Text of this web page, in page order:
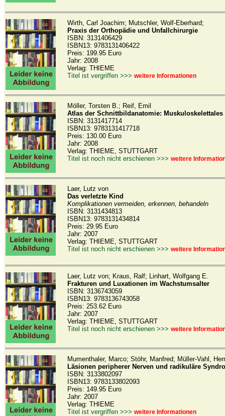
Wirth, Carl Joachim; Mutschler, Wolf-Eberhard;
Praxis der Orthopädie und Unfallchirurgie
ISBN: 3131406429
ISBN13: 9783131406422
Preis: 199.95 Euro
Jahr: 2008
Verlag: THIEME
Titel ist vergriffen >>> weitere Informationen
Möller, Torsten B.; Reif, Emil
Atlas der Schnittbildanatomie: Muskuloskelettales
ISBN: 3131417714
ISBN13: 9783131417718
Preis: 130.00 Euro
Jahr: 2008
Verlag: THIEME, STUTTGART
Titel ist noch nicht erschienen >>> weitere
Laer, Lutz von
Das verletzte Kind
Komplikationen vermeiden, erkennen, behandeln
ISBN: 3131434813
ISBN13: 9783131434814
Preis: 29.95 Euro
Jahr: 2007
Verlag: THIEME, STUTTGART
Titel ist noch nicht erschienen >>> weitere
Laer, Lutz von; Kraus, Ralf; Linhart, Wolfgang E.
Frakturen und Luxationen im Wachstumsalter
ISBN: 3136743059
ISBN13: 9783136743058
Preis: 253.62 Euro
Jahr: 2007
Verlag: THIEME, STUTTGART
Titel ist noch nicht erschienen >>> weitere
Mumenthaler, Marco; Stöhr, Manfred; Müller-Vahl,
Läsionen peripherer Nerven und radikuläre
ISBN: 3133802097
ISBN13: 9783133802093
Preis: 149.95 Euro
Jahr: 2007
Verlag: THIEME
Titel ist vergriffen >>> weitere Informationen